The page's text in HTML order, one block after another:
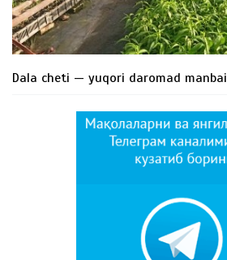
Dala cheti — yuqori daromad manbai